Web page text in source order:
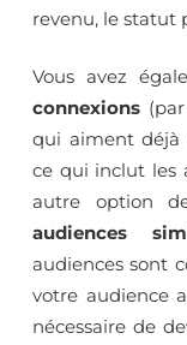
revenu, le statut
Vous avez
connexions
qui aiment déjà
ce qui inclut les
autre option
audiences
audiences sont
votre audience
nécessaire de